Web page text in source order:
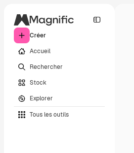
Créer
Accueil
Rechercher
Stock
Explorer
Tous les outils